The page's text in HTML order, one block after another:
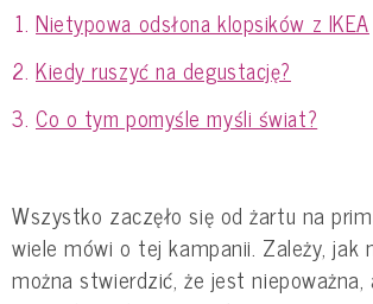
Nietypowa odsłona klopsików z IKEA
Kiedy ruszyć na degustację?
Co o tym pomyśle myśli świat?
Wszystko zaczęło się od żartu na
wiele mówi o tej kampanii. Zależy, jak
można stwierdzić, że jest niepoważna,